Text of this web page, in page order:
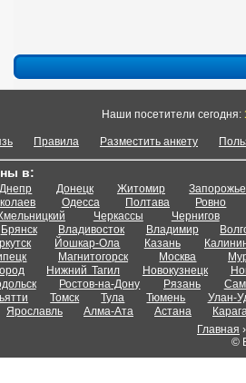
Наши посетители сегодня:
Правила Разместить анкету
в:
Днепр Донецк Житомир
Запорожье
Одесса Полтава
Ровно
Черкассы
Чернигов
Брянск Владивосток Владимир
Йошкар-Ола Казань
Магнитогорск Москва
Нижний Тагил Новокузнецк
Ростов-на-Дону Рязань
Томск Тула Тюмень
Улан-
Ярославль Алма-Ата Астана
Главная
©